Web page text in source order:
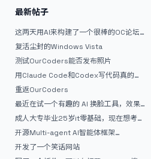
最新帖子
这两天用AI来构建了一个很棒的OC论坛
精华区
复活尘封的Windows Vista
测试OurCoders能否发布照片
用Claude Code和Codex写代码真的
爽，但是App怎么挣钱还是很难啊
重返OurCoders
最近在试一个有趣的 AI 换脸工具，效果
挺不错
成人大专毕业25岁it零基础，现在想考软
件设计师，有什么好的建议吗，谢谢！
开源Multi-agent AI智能体框架
aevatar.ai，欢迎大家贡献代码
开发了一个笑话网站